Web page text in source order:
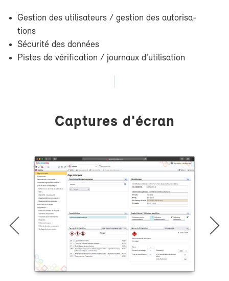
Ges­tion des uti­li­sa­teurs / ges­tion des au­to­ri­sa­
tions
Sé­cu­ri­té des don­nées
Pistes de vé­ri­fi­ca­tion / jour­naux d'uti­li­sa­tion
Cap­tures d'écran